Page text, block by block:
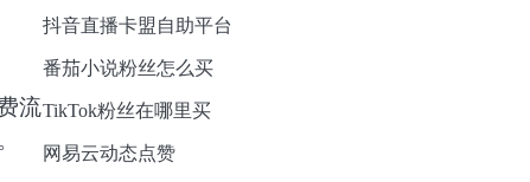
流
抖音直播卡盟自助平台
番茄小说粉丝怎么买
TikTok粉丝在哪里买
网易云动态点赞